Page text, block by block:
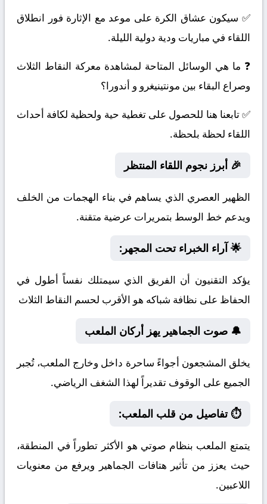
✅ سيكون عشاق الكرة على موعد مع الإثارة فور انطلاق
اللقاء في مباريات ودية دولية الليلة.
❓ ما هي الوسائل المتاحة لمشاهدة معركة النقاط الثلاث
وصراع البقاء بين مونتينيغرو و أندورا؟
✅ تابعنا هنا للحصول على تغطية حية ولحظية لكافة أحداث
اللقاء لحظة بلحظة.
🎉 أبرز نجوم اللقاء المنتظر
الظهير العصري الذي يساهم في بناء الهجمات من الخلف
ويدعم خط الوسط بتمريرات عرضية متقنة.
🌟 آراء الخبراء تحت المجهر:
يؤكد التقنيون أن الفريق الذي سيمتلك نفساً أطول في
الحفاظ على نظافة شباكه هو الأقرب لحسم النقاط الثلاث
🔔 صوت الجماهير يهز أركان الملعب
يخلق المشجعون أجواءً ساحرة داخل وخارج الملعب، تُجبر
الجميع على الوقوف تقديراً لهذا الشغف الرياضي.
⏱️ تفاصيل من قلب الملعب:
يتمتع الملعب بنظام صوتي هو الأكثر تطوراً في المنطقة،
حيث يعزز من تأثير هتافات الجماهير ويرفع من معنويات
اللاعبين.